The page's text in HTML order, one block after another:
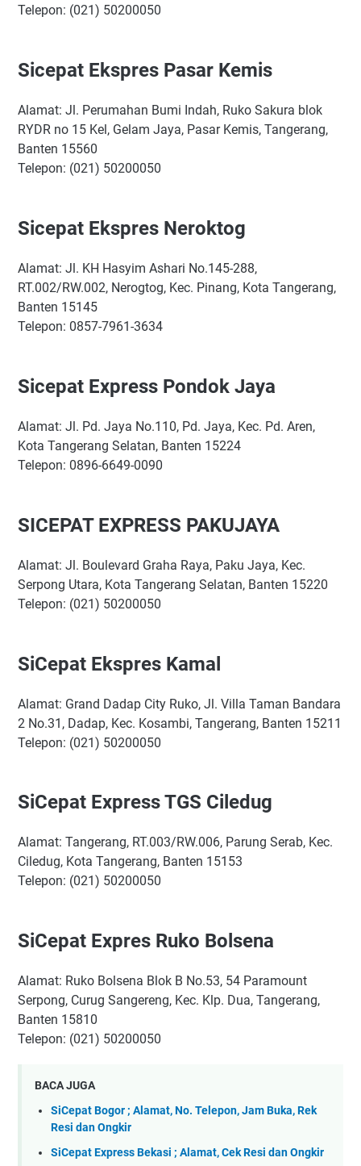
Telepon: (021) 50200050
Sicepat Ekspres Pasar Kemis
Alamat: Jl. Perumahan Bumi Indah, Ruko Sakura blok
RYDR no 15 Kel, Gelam Jaya, Pasar Kemis, Tangerang,
Banten 15560
Telepon: (021) 50200050
Sicepat Ekspres Neroktog
Alamat: Jl. KH Hasyim Ashari No.145-288,
RT.002/RW.002, Nerogtog, Kec. Pinang, Kota Tangerang,
Banten 15145
Telepon: 0857-7961-3634
Sicepat Express Pondok Jaya
Alamat: Jl. Pd. Jaya No.110, Pd. Jaya, Kec. Pd. Aren,
Kota Tangerang Selatan, Banten 15224
Telepon: 0896-6649-0090
SICEPAT EXPRESS PAKUJAYA
Alamat: Jl. Boulevard Graha Raya, Paku Jaya, Kec.
Serpong Utara, Kota Tangerang Selatan, Banten 15220
Telepon: (021) 50200050
SiCepat Ekspres Kamal
Alamat: Grand Dadap City Ruko, Jl. Villa Taman Bandara
2 No.31, Dadap, Kec. Kosambi, Tangerang, Banten 15211
Telepon: (021) 50200050
SiCepat Express TGS Ciledug
Alamat: Tangerang, RT.003/RW.006, Parung Serab, Kec.
Ciledug, Kota Tangerang, Banten 15153
Telepon: (021) 50200050
SiCepat Expres Ruko Bolsena
Alamat: Ruko Bolsena Blok B No.53, 54 Paramount
Serpong, Curug Sangereng, Kec. Klp. Dua, Tangerang,
Banten 15810
Telepon: (021) 50200050
BACA JUGA
SiCepat Bogor ; Alamat, No. Telepon, Jam Buka, Rek
Resi dan Ongkir
SiCepat Express Bekasi ; Alamat, Cek Resi dan Ongkir